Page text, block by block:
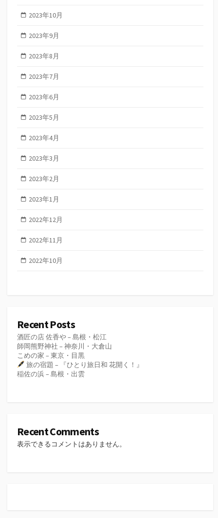
2023年10月
2023年9月
2023年8月
2023年7月
2023年6月
2023年5月
2023年4月
2023年3月
2023年2月
2023年1月
2022年12月
2022年11月
2022年10月
Recent Posts
酒匠の店 佐香や – 島根・松江
師岡熊野神社 – 神奈川・大倉山
こめの家 – 東京・目黒
旅の宿題 – 『ひとり旅日和 花開く！』
稲佐の浜 – 島根・出雲
Recent Comments
表示できるコメントはありません。